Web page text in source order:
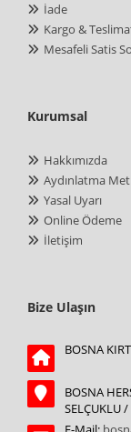
İade
Kargo &
Mesafeli Satis
Kurumsal
Hakkımızda
Aydınlatma
Yasal Uyarı
Online Ödeme
İletişim
Bize Ulaşın
BOSNA
BOSNA
SELÇUKLU